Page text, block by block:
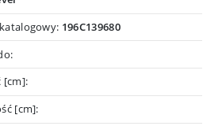
196C139680
[cm]:
[cm]: